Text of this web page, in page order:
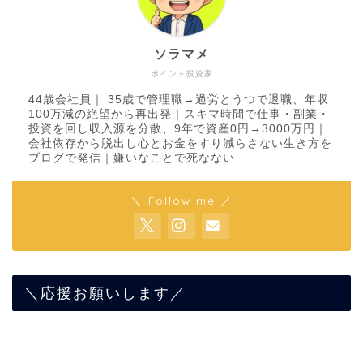
ポイント投資家
ソラマメ
44歳会社員｜ 35歳で管理職→過労とうつで退職、年収
100万減の絶望から再出発｜スキマ時間で仕事・副業・
投資を回し収入源を分散、9年で資産0円→3000万円｜
会社依存から脱出し心とお金をすり減らさない生き方を
ブログで発信｜嫌いなことで死なない
＼ Follow me ／
＼応援お願いします／